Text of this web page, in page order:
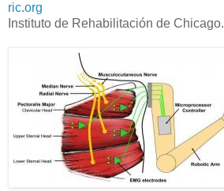
ric.org
Instituto de Rehabilitación de Chicago.